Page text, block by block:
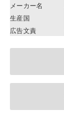
メーカー名
生産国
広告文責